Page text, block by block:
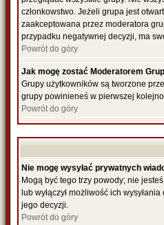
członkowstwo. Jeżeli grupa jest
zaakceptowana przez moderatora
przypadku negatywnej decyzji, ma
Powrót do góry
Jak mogę zostać Moderatorem
Grupy użytkowników są tworzone
grupy powinieneś w pierwszej
Powrót do góry
Nie mogę wysyłać prywatnych
Mogą być tego trzy powody; nie
lub wyłączył możliwość ich
jego decyzji.
Powrót do góry